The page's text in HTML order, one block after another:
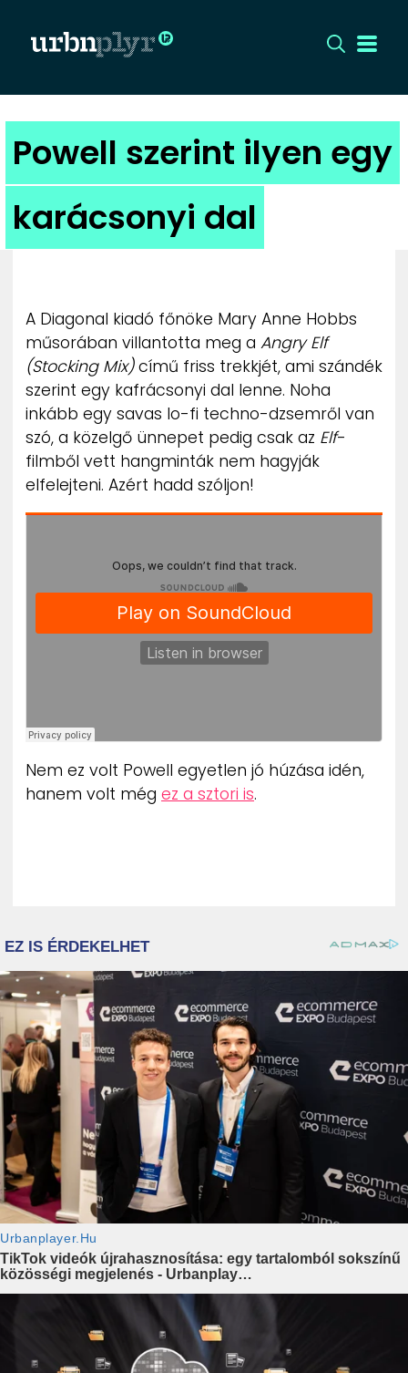
CÍMLAP
DIZÁJN
DIVAT
KULT
UTCA
ZENE
MÉDIAAJÁNLAT
IMPRESSZUM
Powell szerint ilyen egy
karácsonyi dal
A Diagonal kiadó főnöke Mary Anne Hobbs
műsorában villantotta meg a Angry Elf
(Stocking Mix)című friss trekkjét, ami szándék
szerint egy kafrácsonyi dal lenne. Noha
inkább egy savas lo-fi techno-dzsemről van
szó, a közelgő ünnepet pedig csak az Elf-
filmből vett hangminták nem hagyják
elfelejteni. Azért hadd szóljon!
Nem ez volt Powell egyetlen jó húzása idén,
hanem volt még ez a sztori is.